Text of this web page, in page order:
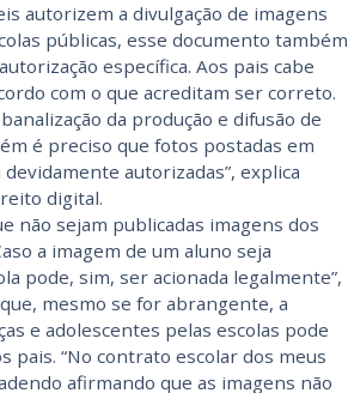
autorizem a divulgação de imagens
públicas, esse documento também
específica. Aos pais cabe
com o que acreditam ser correto.
da produção e difusão de
é preciso que fotos postadas em
autorizadas”, explica
digital.
não sejam publicadas imagens dos
a imagem de um aluno seja
pode, sim, ser acionada legalmente”,
mesmo se for abrangente, a
e adolescentes pelas escolas pode
“No contrato escolar dos meus
afirmando que as imagens não